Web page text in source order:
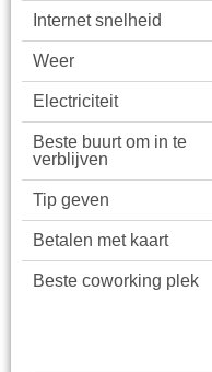
Internet snelheid
Weer
Electriciteit
Beste buurt om in te
verblijven
Tip geven
Betalen met kaart
Beste coworking plek